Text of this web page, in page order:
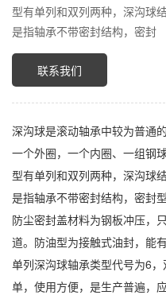
型有单列和双列两种，深沟球
是指轴承不带密封结构，密封
联系我们
深沟球是滚动轴承中较为普通
一个外圈，一个内圈、一组钢
型有单列和双列两种，深沟球
是指轴承不带密封结构，密封
防尘密封盖材料为钢板冲压，
道。防油型为接触式油封，能
单列深沟球轴承类型代号为6
单，使用方便，是生产普遍，